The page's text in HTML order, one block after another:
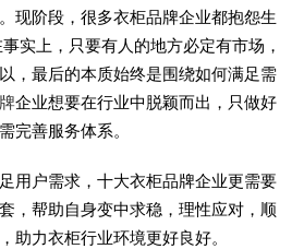
现阶段，很多衣柜品牌企业都抱怨生
实上，只要有人的地方必定有市场，
，最后的本质始终是围绕如何满足需
企业想要在行业中脱颖而出，只做好
完善服务体系。
户需求，十大衣柜品牌企业更需要
，帮助自身变中求稳，理性应对，顺
助力衣柜行业环境更好良好。